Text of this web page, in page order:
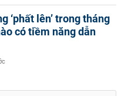
‘phất lên’ trong tháng
có tiềm năng dẫn